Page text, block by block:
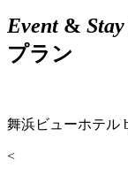
Event&
プラン
舞浜ビューホテ
<